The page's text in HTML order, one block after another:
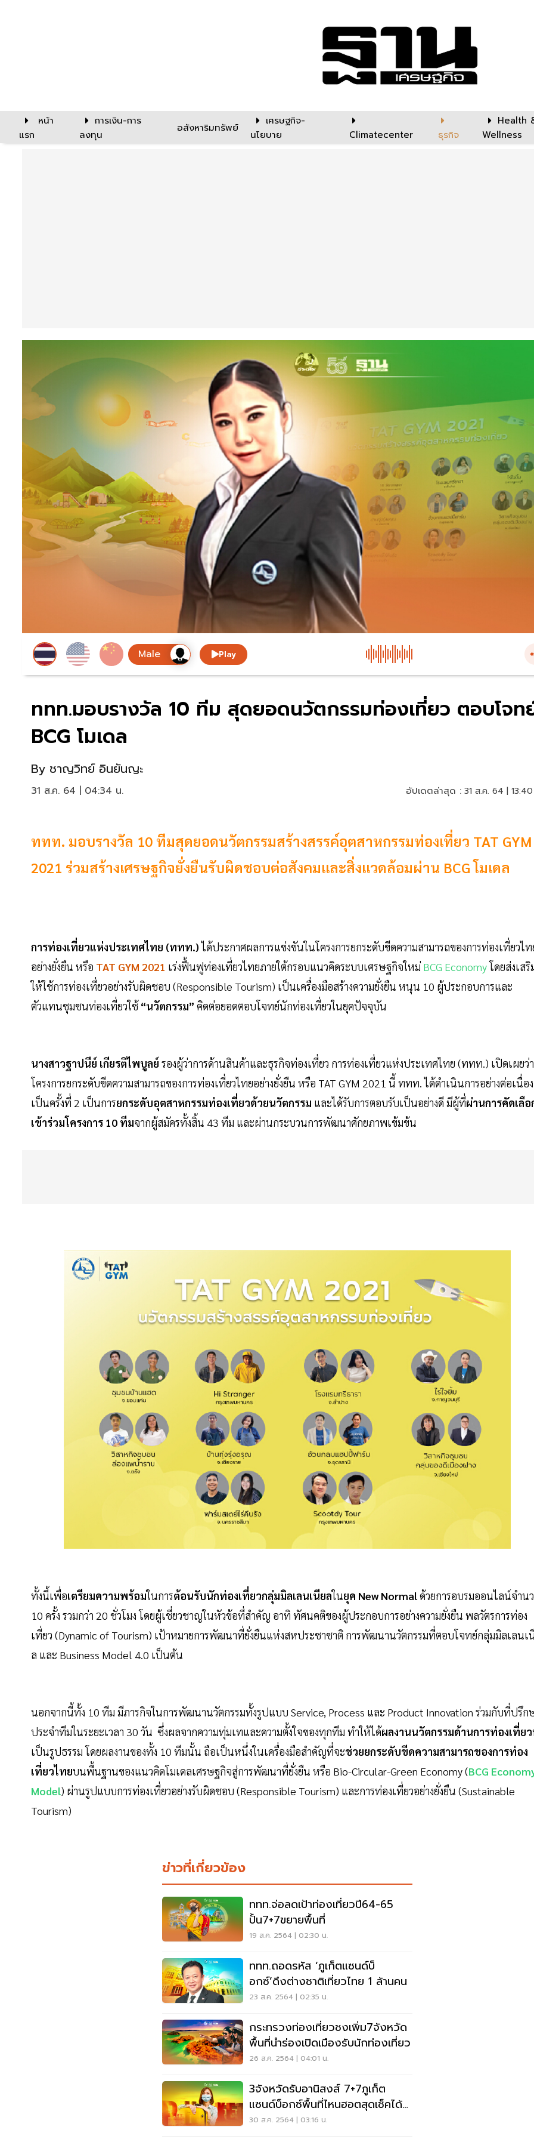
หน้า
แรก
การเงิน-การ
ลงทุน
อสังหาริมทรัพย์
เศรษฐกิจ-
นโยบาย
Climatecenter ธุรกิจ
Health
Wellness
Play
ททท.มอบรางวัล 10 ทีม สุดยอดนวัตกรรมท่องเที่ยว ตอบโจท
BCG โมเดล
By ชาญวิทย์ อินยันญะ
31 ส.ค. 64 | 04:34 น. อัปเดตล่าสุด : 31 ส.ค. 64 |
ททท. มอบรางวัล 10 ทีมสุดยอดนวัตกรรมสร้างสรรค์อุตสาหกรรมท่องเที่ยว TAT GYM
2021 ร่วมสร้างเศรษฐกิจยั่งยืนรับผิดชอบต่อสังคมและสิ่งแวดล้อมผ่าน BCG โมเดล
การท่องเที่ยวแห่งประเทศไทย (ททท.)ได้ประกาศผลการแข่งขันในโครงการยกระดับขีดความสามารถของการท่องเที่ยวไ
อย่างยั่งยืน หรือ TAT GYM 2021 เร่งฟื้นฟูท่องเที่ยวไทยภายใต้กรอบแนวคิดระบบเศรษฐกิจใหม่ BCG Economyโดยส่งเสริ
ให้ใช้การท่องเที่ยวอย่างรับผิดชอบ (Responsible Tourism) เป็นเครื่องมือสร้างความยั่งยืน หนุน 10 ผู้ประกอบการและ
ตัวแทนชุมชนท่องเที่ยวใช้“นวัตกรรม” คิดต่อยอดตอบโจทย์นักท่องเที่ยวในยุคปัจจุบัน
นางสาวฐาปนีย์ เกียรติไพบูลย์ รองผู้ว่าการด้านสินค้าและธุรกิจท่องเที่ยว การท่องเที่ยวแห่งประเทศไทย (ททท.) เปิดเผยว่า
โครงการยกระดับขีดความสามารถของการท่องเที่ยวไทยอย่างยั่งยืน หรือ TAT GYM 2021 นี้ ททท. ได้ดำเนินการอย่างต่อเนื่อง
เป็นครั้งที่ 2 เป็นการยกระดับอุตสาหกรรมท่องเที่ยวด้วยนวัตกรรม และได้รับการตอบรับเป็นอย่างดี มีผู้ที่ผ่านการคัดเลือ
เข้าร่วมโครงการ 10 ทีมจากผู้สมัครทั้งสิ้น 43 ทีม และผ่านกระบวนการพัฒนาศักยภาพเข้มข้น
ทั้งนี้เพื่อเตรียมความพร้อมในการต้อนรับนักท่องเที่ยวกลุ่มมิลเลนเนียลในยุค New Normal ด้วยการอบรมออนไลน์จำน
10 ครั้ง รวมกว่า 20 ชั่วโมง โดยผู้เชี่ยวชาญในหัวข้อที่สำคัญ อาทิ ทัศนคติของผู้ประกอบการอย่างความยั่งยืน พลวัตรการท่อง
เที่ยว (Dynamic of Tourism) เป้าหมายการพัฒนาที่ยั่งยืนแห่งสหประชาชาติ การพัฒนานวัตกรรมที่ตอบโจทย์กลุ่มมิลเลนเ
ล และ Business Model 4.0 เป็นต้น
นอกจากนี้ทั้ง 10 ทีม มีภารกิจในการพัฒนานวัตกรรมทั้งรูปแบบ Service, Process และ Product Innovation ร่วมกับที่ปรึก
ประจำทีมในระยะเวลา 30 วัน ซึ่งผลจากความทุ่มเทและความตั้งใจของทุกทีม ทำให้ได้ผลงานนวัตกรรมด้านการท่องเที่ยว
เป็นรูปธรรม โดยผลงานของทั้ง 10 ทีมนั้น ถือเป็นหนึ่งในเครื่องมือสำคัญที่จะช่วยยกระดับขีดความสามารถของการท่อง
เที่ยวไทยบนพื้นฐานของแนวคิดโมเดลเศรษฐกิจสู่การพัฒนาที่ยั่งยืน หรือ Bio-Circular-Green Economy (BCG
Model) ผ่านรูปแบบการท่องเที่ยวอย่างรับผิดชอบ (Responsible Tourism) และการท่องเที่ยวอย่างยั่งยืน (Sustainable
Tourism)
ข่าวที่เกี่ยวข้อง
ททท.จ่อลดเป้าท่องเที่ยวปี64-65
ปั้น7+7ขยายพื้นที่
19 ส.ค. 2564 | 02:30 น.
ททท.ถอดรหัส ‘ภูเก็ตแซนด์บ็
อกซ์’ดึงต่างชาติเที่ยวไทย 1 ล้านคน
23 ส.ค. 2564 | 02:35 น.
กระทรวงท่องเที่ยวชงเพิ่ม7จังหวัด
พื้นที่นำร่องเปิดเมืองรับนักท่องเที่ยว
26 ส.ค. 2564 | 04:01 น.
3จังหวัดรับอานิสงส์ 7+7ภูเก็ต
แซนด์บ็อกซ์พื้นที่ไหนฮอตสุดเช็คได้ที่
นี่
30 ส.ค. 2564 | 03:16 น.